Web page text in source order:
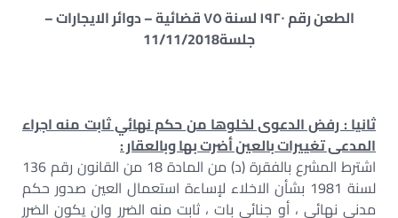
الطعن رقم ١٩٢٠ لسنة ٧٥ قضائية – دوائر الايجارات –
جلسة11/11/2018
ثانيا : رفض الدعوى لخلوها من حكم نهائي ثابت منه اجراء
المدعى تغييرات بالعين أضرت بها وبالعقار :
اشترط المشرع بالفقرة (د) من المادة 18 من القانون رقم 136
لسنة 1981 بشأن الاخلاء لإساءة استعمال العين صدور حكم
مدنى نهائي ، أو جنائي بات ، ثابت منه الضرر وان يكون الضرر